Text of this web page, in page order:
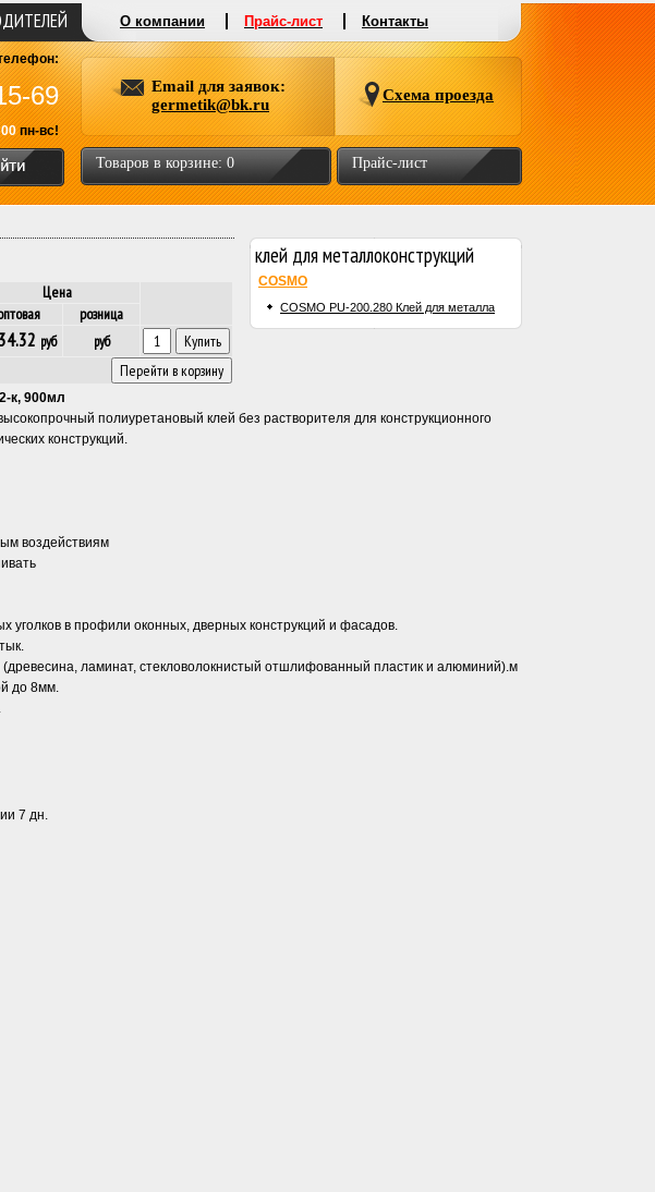
клей для металлоконструкций
COSMO
COSMO PU-200.280 Клей для металла
Цена
розница
руб руб
к, 900мл
полиуретановый клей без растворителя для конструкционного
конструкций.
воздействиям
в профили оконных, дверных конструкций и фасадов.
ламинат, стекловолокнистый отшлифованный пластик и алюминий).м
до 8мм.
7 дн.
О компании Прайс-лист Контакты
69
пн-вс!
Email для заявок:
germetik@bk.ru
Схема проезда
Товаров в корзине: 0 Прайс-лист